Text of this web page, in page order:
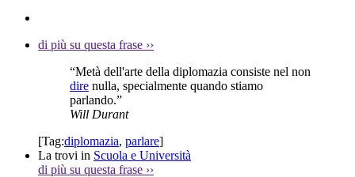
di più su questa frase ››
“Metà dell'arte della diplomazia consiste nel non
dire nulla, specialmente quando stiamo
parlando.”
Will Durant
[Tag:diplomazia, parlare]
La trovi in Scuola e Università
di più su questa frase ››